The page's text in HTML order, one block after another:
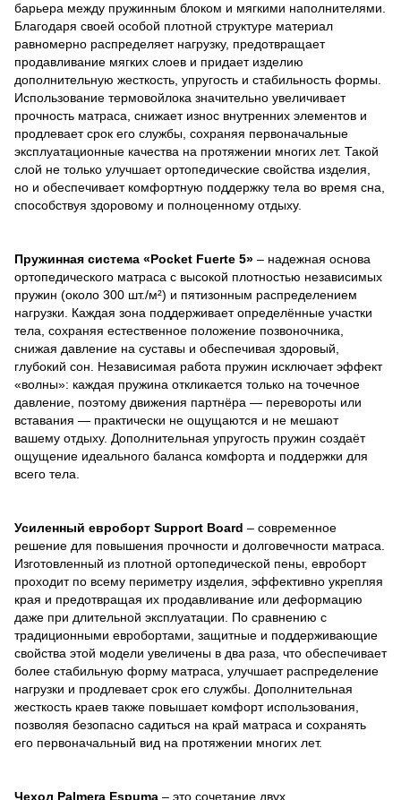
барьера между пружинным блоком и мягкими наполнителями.
Благодаря своей особой плотной структуре материал
равномерно распределяет нагрузку, предотвращает
продавливание мягких слоев и придает изделию
дополнительную жесткость, упругость и стабильность формы.
Использование термовойлока значительно увеличивает
прочность матраса, снижает износ внутренних элементов и
продлевает срок его службы, сохраняя первоначальные
эксплуатационные качества на протяжении многих лет. Такой
слой не только улучшает ортопедические свойства изделия,
но и обеспечивает комфортную поддержку тела во время сна,
способствуя здоровому и полноценному отдыху.
Пружинная система «Pocket Fuerte 5» – надежная основа
ортопедического матраса с высокой плотностью независимых
пружин (около 300 шт./м²) и пятизонным распределением
нагрузки. Каждая зона поддерживает определённые участки
тела, сохраняя естественное положение позвоночника,
снижая давление на суставы и обеспечивая здоровый,
глубокий сон. Независимая работа пружин исключает эффект
«волны»: каждая пружина откликается только на точечное
давление, поэтому движения партнёра — перевороты или
вставания — практически не ощущаются и не мешают
вашему отдыху. Дополнительная упругость пружин создаёт
ощущение идеального баланса комфорта и поддержки для
всего тела.
Усиленный евроборт Support Board – современное
решение для повышения прочности и долговечности матраса.
Изготовленный из плотной ортопедической пены, евроборт
проходит по всему периметру изделия, эффективно укрепляя
края и предотвращая их продавливание или деформацию
даже при длительной эксплуатации. По сравнению с
традиционными евробортами, защитные и поддерживающие
свойства этой модели увеличены в два раза, что обеспечивает
более стабильную форму матраса, улучшает распределение
нагрузки и продлевает срок его службы. Дополнительная
жесткость краев также повышает комфорт использования,
позволяя безопасно садиться на край матраса и сохранять
его первоначальный вид на протяжении многих лет.
Чехол Palmera Espuma – это сочетание двух